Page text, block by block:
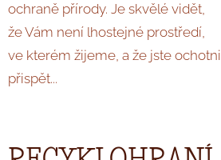
ochraně přírody. Je skvělé vidět,
že Vám není lhostejné prostředí,
ve kterém žijeme, a že jste ochotni
přispět...